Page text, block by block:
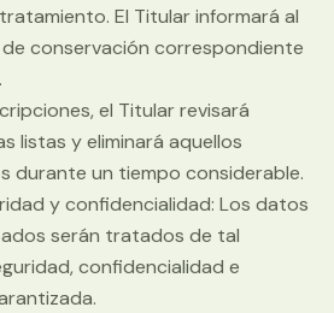
El Titular informará al
conservación correspondiente
el Titular revisará
listas y eliminará aquellos
durante un tiempo considerable.
y confidencialidad: Los datos
serán tratados de tal
confidencialidad e